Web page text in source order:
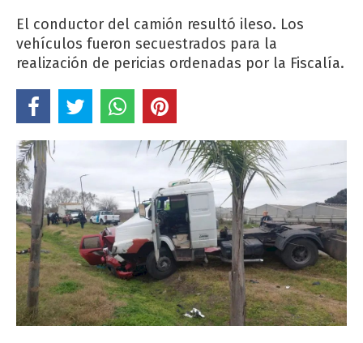
El conductor del camión resultó ileso. Los
vehículos fueron secuestrados para la
realización de pericias ordenadas por la Fiscalía.